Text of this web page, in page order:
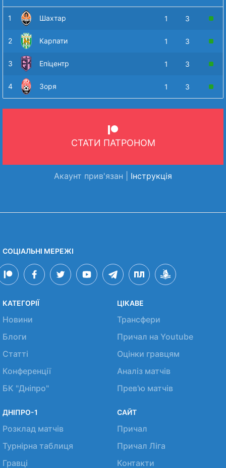
1 Шахтар 1 3
2 Карпати 1 3
3 Епіцентр 1 3
4 Зоря 1 3
СТАТИ ПАТРОНОМ
Акаунт прив'язан | Інструкція
СОЦІАЛЬНІ МЕРЕЖІ
КАТЕГОРІЇ
Новини
Блоги
Статті
Конференції
БК "Дніпро"
ЦІКАВЕ
Трансфери
Причал на Youtube
Оцінки гравцям
Аналіз матчів
Прев'ю матчів
ДНІПРО-1
Розклад матчів
Турнірна таблиця
Гравці
САЙТ
Причал
Причал Ліга
Контакти